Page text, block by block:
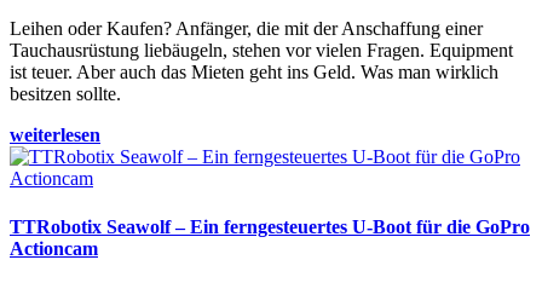
Leihen oder Kaufen? Anfänger, die mit der Anschaffung einer
Tauchausrüstung liebäugeln, stehen vor vielen Fragen. Equipment
ist teuer. Aber auch das Mieten geht ins Geld. Was man wirklich
besitzen sollte.
weiterlesen
TTRobotix Seawolf – Ein ferngesteuertes U-Boot für die GoPro
Actioncam